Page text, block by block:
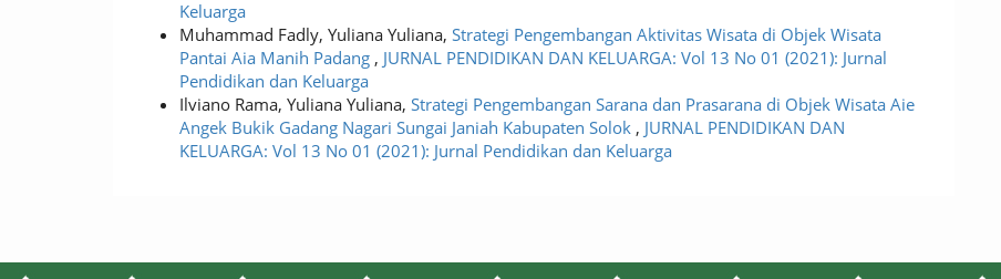
Keluarga
Muhammad Fadly, Yuliana Yuliana, Strategi Pengembangan Aktivitas Wisata di Objek Wisata
Pantai Aia Manih Padang , JURNAL PENDIDIKAN DAN KELUARGA: Vol 13 No 01 (2021): Jurnal
Pendidikan dan Keluarga
Ilviano Rama, Yuliana Yuliana, Strategi Pengembangan Sarana dan Prasarana di Objek Wisata Aie
Angek Bukik Gadang Nagari Sungai Janiah Kabupaten Solok , JURNAL PENDIDIKAN DAN
KELUARGA: Vol 13 No 01 (2021): Jurnal Pendidikan dan Keluarga